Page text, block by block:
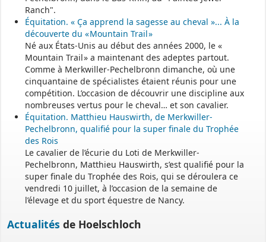
Ranch".
Équitation. « Ça apprend la sagesse au cheval »... À la
découverte du « Mountain Trail »
Né aux États-Unis au début des années 2000, le «
Mountain Trail » a maintenant des adeptes partout.
Comme à Merkwiller-Pechelbronn dimanche, où une
cinquantaine de spécialistes étaient réunis pour une
compétition. L’occasion de découvrir une discipline aux
nombreuses vertus pour le cheval… et son cavalier.
Équitation. Matthieu Hauswirth, de Merkwiller-
Pechelbronn, qualifié pour la super finale du Trophée
des Rois
Le cavalier de l’écurie du Loti de Merkwiller-
Pechelbronn, Matthieu Hauswirth, s’est qualifié pour la
super finale du Trophée des Rois, qui se déroulera ce
vendredi 10 juillet, à l’occasion de la semaine de
l’élevage et du sport équestre de Nancy.
Actualités de Hoelschloch